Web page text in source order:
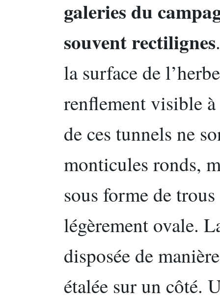
galeries du
souvent rectilignes
la surface de
renflement visible
de ces tunnels ne
monticules ronds,
sous forme de
légèrement ovale.
disposée de
étalée sur un côté.